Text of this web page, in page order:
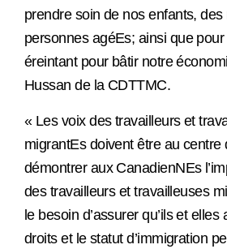
prendre soin de nos enfants,
personnes agéEs; ainsi que pour
éreintant pour bâtir notre
Hussan de la CDTTMC.
« Les voix des travailleurs et
migrantEs doivent être au centre
démontrer aux CanadienNEs
des travailleurs et travailleuses
le besoin d’assurer qu’ils et
droits et le statut d’immigration